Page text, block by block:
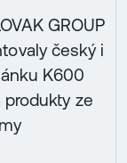
GROUP
český i
K600
produkty ze